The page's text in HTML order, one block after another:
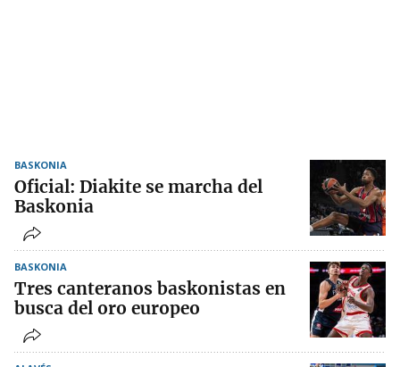
BASKONIA
Oficial: Diakite se marcha del
Baskonia
BASKONIA
Tres canteranos baskonistas en
busca del oro europeo